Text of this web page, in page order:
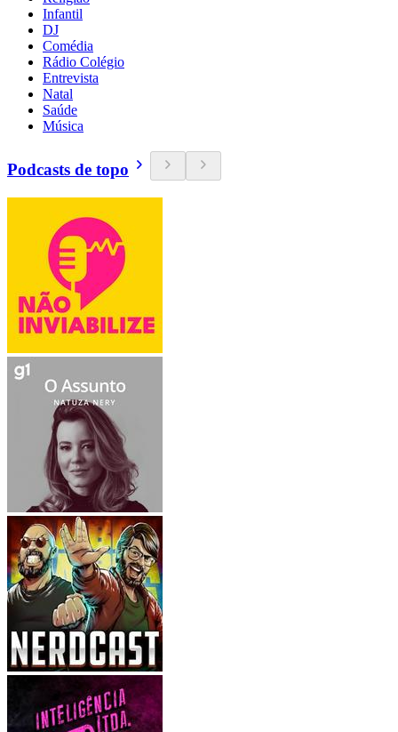
Infantil
DJ
Comédia
Rádio Colégio
Entrevista
Natal
Saúde
Música
Podcasts de topo